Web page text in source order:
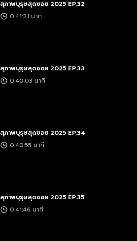
สุภาพบุรุษสุดซอย 2025 EP.32
0:41:21 นาที
สุภาพบุรุษสุดซอย 2025 EP.33
0:40:03 นาที
สุภาพบุรุษสุดซอย 2025 EP.34
0:40:55 นาที
สุภาพบุรุษสุดซอย 2025 EP.35
0:41:46 นาที